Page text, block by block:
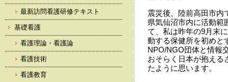
震災後、陸前高田市内
県気仙沼市内に活動範
て、私は昨年の9月末
動する保健所を初めと
NPO/NGO団体と情報
おそらく日本が抱える
たように思います。
最新訪問看護研修テキスト
基礎看護
看護理論・看護論
看護技術
看護教育